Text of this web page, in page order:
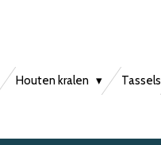
Houten kralen Tassels